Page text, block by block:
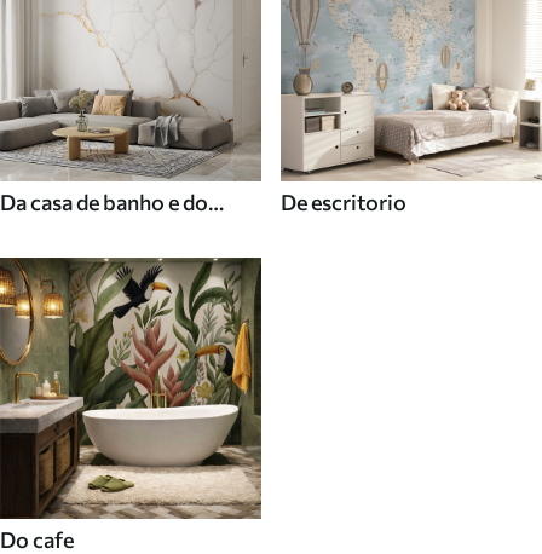
Da casa de banho e do
De escritorio
Do cafe